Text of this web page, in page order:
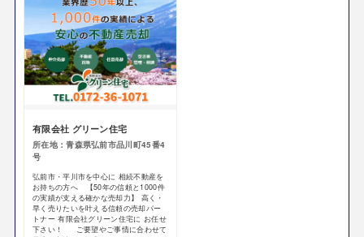
有限会社 グリーン住宅
所在地：青森県弘前市品川町45番4
号
弘前市・平川市を中心に 相続不動産を
お持ちの方へ 【50年の信頼と1000件
の実績が支える確かな売却力】 高く・
早く売りたいを叶える信頼の売却パー
トナー 有限会社グリーン住宅に お任せ
下さい！ ご要望やご事情に合わせて